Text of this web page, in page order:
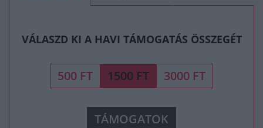
VÁLASZD KI A HAVI TÁMOGATÁS ÖSSZEGÉT
500 FT 1500 FT 3000 FT
TÁMOGATOK